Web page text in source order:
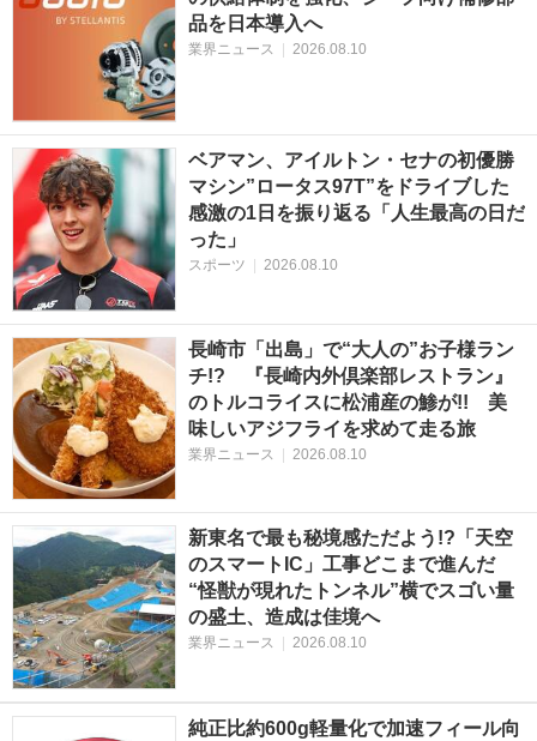
品を日本導入へ
業界ニュース | 2026.08.10
ベアマン、アイルトン・セナの初優勝
マシン”ロータス97T”をドライブした
感激の1日を振り返る「人生最高の日だ
った」
スポーツ | 2026.08.10
長崎市「出島」で“大人の”お子様ラン
チ!? 『長崎内外倶楽部レストラン』
のトルコライスに松浦産の鯵が!! 美
味しいアジフライを求めて走る旅
業界ニュース | 2026.08.10
新東名で最も秘境感ただよう!?「天空
のスマートIC」工事どこまで進んだ
“怪獣が現れたトンネル”横でスゴい量
の盛土、造成は佳境へ
業界ニュース 2026.08.10
純正比約600g軽量化で加速フィール向